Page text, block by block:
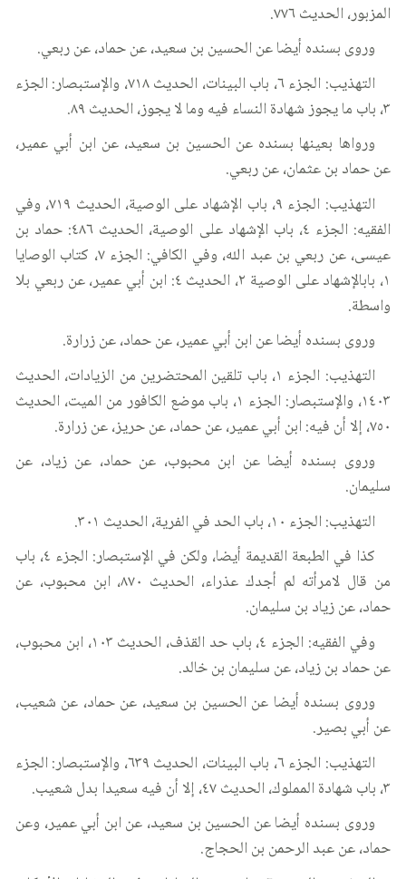
المزبور، الحديث ٧٧٦.
وروى بسنده أيضا عن الحسين بن سعيد، عن حماد، عن ربعي.
التهذيب: الجزء ٦، باب البينات، الحديث ٧١٨، والإستبصار: الجزء
٣، باب ما يجوز شهادة النساء فيه وما لا يجوز، الحديث ٨٩.
ورواها بعينها بسنده عن الحسين بن سعيد، عن ابن أبي عمير،
عن حماد بن عثمان، عن ربعي.
التهذيب: الجزء ٩، باب الإشهاد على الوصية، الحديث ٧١٩، وفي
الفقيه: الجزء ٤، باب الإشهاد على الوصية، الحديث ٤٨٦: حماد بن
عيسى، عن ربعي بن عبد الله، وفي الكافي: الجزء ٧، كتاب الوصايا
١، بابالإشهاد على الوصية ٢، الحديث ٤: ابن أبي عمير، عن ربعي بلا
واسطة.
وروى بسنده أيضا عن ابن أبي عمير، عن حماد، عن زرارة.
التهذيب: الجزء ١، باب تلقين المحتضرين من الزيادات، الحديث
١٤٠٣، والإستبصار: الجزء ١، باب موضع الكافور من الميت، الحديث
٧٥٠، إلا أن فيه: ابن أبي عمير، عن حماد، عن حريز، عن زرارة.
وروى بسنده أيضا عن ابن محبوب، عن حماد، عن زياد، عن
سليمان.
التهذيب: الجزء ١٠، باب الحد في الفرية، الحديث ٣٠١.
كذا في الطبعة القديمة أيضا، ولكن في الإستبصار: الجزء ٤، باب
من قال لامرأته لم أجدك عذراء، الحديث ٨٧٠، ابن محبوب، عن
حماد، عن زياد بن سليمان.
وفي الفقيه: الجزء ٤، باب حد القذف، الحديث ١٠٣، ابن محبوب،
عن حماد بن زياد، عن سليمان بن خالد.
وروى بسنده أيضا عن الحسين بن سعيد، عن حماد، عن شعيب،
عن أبي بصير.
التهذيب: الجزء ٦، باب البينات، الحديث ٦٣٩، والإستبصار: الجزء
٣، باب شهادة المملوك، الحديث ٤٧، إلا أن فيه سعيدا بدل شعيب.
وروى بسنده أيضا عن الحسين بن سعيد، عن ابن أبي عمير، وعن
حماد، عن عبد الرحمن بن الحجاج.